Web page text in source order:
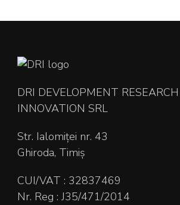
DRI DEVELOPMENT
INNOVATION SRL
Str. Ialomiței nr. 43
Ghiroda, Timiș
CUI/VAT : 32837469
Nr. Reg : J35/471/2014